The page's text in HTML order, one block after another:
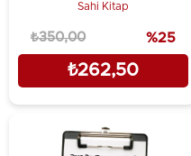
Sahi Kitap
₺262,50
₺350,00 %25